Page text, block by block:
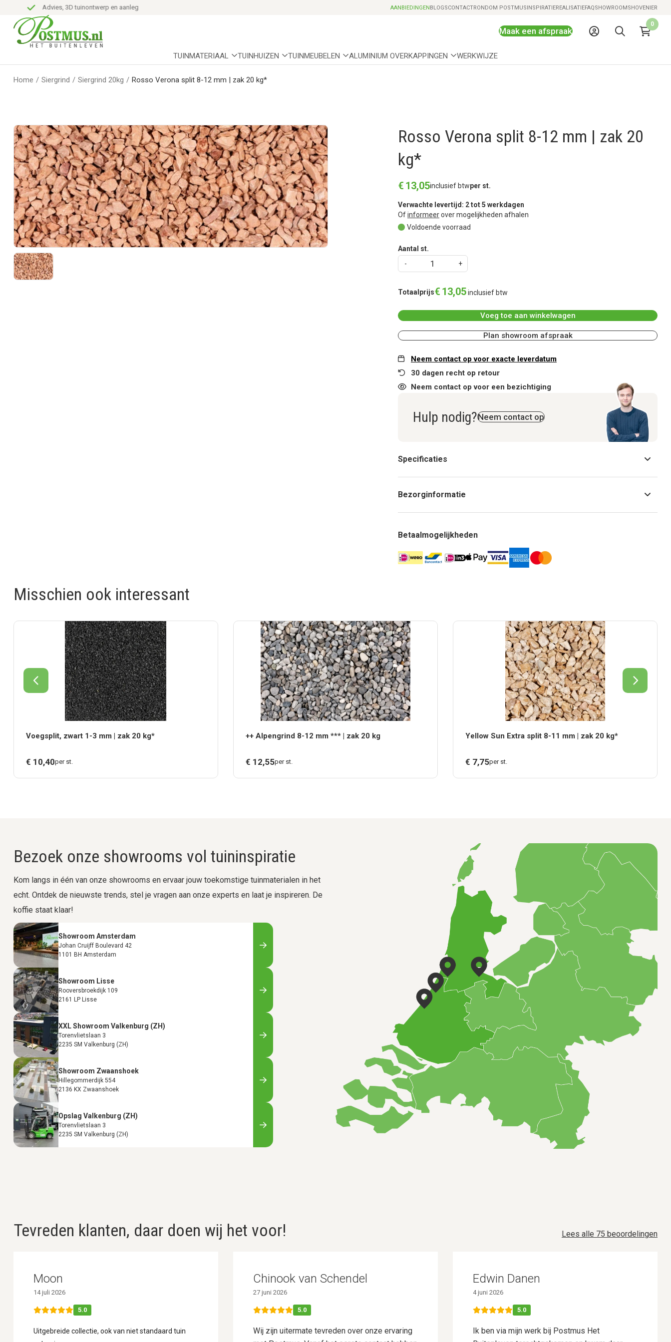
Advies, 3D tuinontwerp en aanleg Snelle levering mogelijk
AANBIEDINGENBLOGSCONTACTRONDOM POSTMUSINSPIRATIEREALISATIEFAQSHOWROOMSHOVENIER
Maak een afspraak
0
TUINMATERIAAL TUINHUIZEN TUINMEUBELEN ALUMINIUM OVERKAPPINGEN WERKWIJZE
Home / Siergrind / Siergrind 20kg / Rosso Verona split 8-12 mm | zak 20 kg*
Rosso Verona split 8-12 mm | zak 20
kg*
€ 13,05inclusief btwper st.
Verwachte levertijd: 2 tot 5 werkdagen
Ofinformeerover mogelijkheden afhalen
Voldoende voorraad
Aantal st.
Totaalprijs€ 13,05inclusief btw
Voeg toe aan winkelwagen
Plan showroom afspraak
Neem contact op voor exacte leverdatum
30 dagen recht op retour
Neem contact op voor een bezichtiging
Hulp nodig?Neem contact op
Specificaties
Bezorginformatie
Betaalmogelijkheden
Misschien ook interessant
Voegsplit, zwart 1-3 mm | zak 20 kg*
€ 10,40per st.
++ Alpengrind 8-12 mm *** | zak 20 kg
€ 12,55per st.
Yellow Sun Extra split 8-11 mm | zak 20 kg*
€ 7,75per st.
Bezoek onze showrooms vol tuininspiratie
Kom langs in één van onze showrooms en ervaar jouw toekomstige tuinmaterialen in het
echt. Ontdek de nieuwste trends, stel je vragen aan onze experts en laat je inspireren. De
koffie staat klaar!
Showroom Amsterdam
Johan Cruijff Boulevard 42
1101 BH Amsterdam
Showroom Lisse
Rooversbroekdijk 109
2161 LP Lisse
XXL Showroom Valkenburg (ZH)
Torenvlietslaan 3
2235 SM Valkenburg (ZH)
Showroom Zwaanshoek
Hillegommerdijk 554
2136 KX Zwaanshoek
Opslag Valkenburg (ZH)
Torenvlietslaan 3
2235 SM Valkenburg (ZH)
Tevreden klanten, daar doen wij het voor! Lees alle 75 beoordelingen
Moon
14 juli 2026
5.0
Uitgebreide collectie, ook van niet standaard tuin
Chinook van Schendel
27 juni 2026
5.0
Wij zijn uitermate tevreden over onze ervaring
Edwin Danen
4 juni 2026
5.0
Ik ben via mijn werk bij Postmus Het